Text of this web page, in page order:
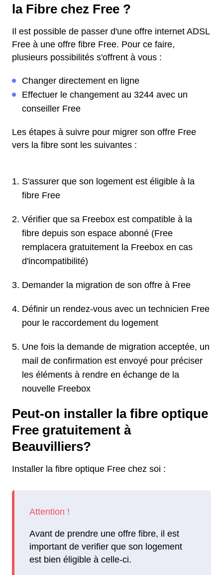
la Fibre chez Free ?
Il est possible de passer d'une offre internet ADSL
Free à une offre fibre Free. Pour ce faire,
plusieurs possibilités s'offrent à vous :
Changer directement en ligne
Effectuer le changement au 3244 avec un
conseiller Free
Les étapes à suivre pour migrer son offre Free
vers la fibre sont les suivantes :
S'assurer que son logement est éligible à la
fibre Free
Vérifier que sa Freebox est compatible à la
fibre depuis son espace abonné (Free
remplacera gratuitement la Freebox en cas
d'incompatibilité)
Demander la migration de son offre à Free
Définir un rendez-vous avec un technicien Free
pour le raccordement du logement
Une fois la demande de migration acceptée, un
mail de confirmation est envoyé pour préciser
les éléments à rendre en échange de la
nouvelle Freebox
Peut-on installer la fibre optique
Free gratuitement à
Beauvilliers?
Installer la fibre optique Free chez soi :
Avant de prendre une offre fibre, il est
important de verifier que son logement
est bien éligible à celle-ci.